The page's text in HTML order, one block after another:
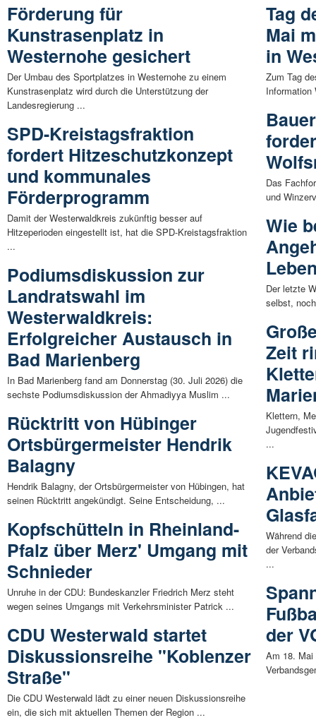
Förderung für
Kunstrasenplatz in
Westernohe gesichert
Der Umbau des Sportplatzes in Westernohe zu einem
Kunstrasenplatz wird durch die Unterstützung der
Landesregierung ...
SPD-Kreistagsfraktion
fordert Hitzeschutzkonzept
und kommunales
Förderprogramm
Damit der Westerwaldkreis zukünftig besser auf
Hitzeperioden eingestellt ist, hat die SPD-Kreistagsfraktion
...
Podiumsdiskussion zur
Landratswahl im
Westerwaldkreis:
Erfolgreicher Austausch in
Bad Marienberg
In Bad Marienberg fand am Donnerstag (30. Juli 2026) die
sechste Podiumsdiskussion der Ahmadiyya Muslim ...
Rücktritt von Hübinger
Ortsbürgermeister Hendrik
Balagny
Hendrik Balagny, der Ortsbürgermeister von Hübingen, hat
seinen Rücktritt angekündigt. Seine Entscheidung, ...
Kopfschütteln in Rheinland-
Pfalz über Merz' Umgang mit
Schnieder
Unruhe in der CDU: Bundeskanzler Friedrich Merz steht
wegen seines Umgangs mit Verkehrsminister Patrick ...
CDU Westerwald startet
Diskussionsreihe "Koblenzer
Straße"
Die CDU Westerwald lädt zu einer neuen Diskussionsreihe
ein, die sich mit aktuellen Themen der Region ...
Tag
Mai
in
Zum Tag
Information
Das
und
Wie
Der letzte
selbst,
Zeit
Klettern,
...
Während
der
...
der
Am 18. Mai